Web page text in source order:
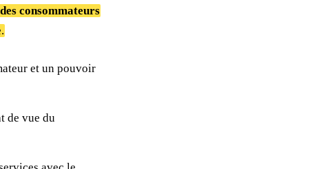
consommateurs
et un pouvoir
de vue du